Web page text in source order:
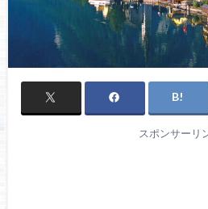
スポンサーリ